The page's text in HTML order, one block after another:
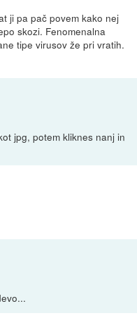
ji pa pač povem kako nej
skozi. Fenomenalna
tipe virusov že pri vratih.
jpg, potem kliknes nanj in